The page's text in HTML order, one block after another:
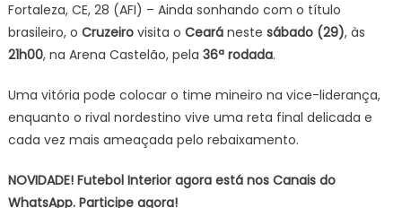
vice-
liderança
no
e
aumenta
pressão
o
Ceará
Fortaleza, CE, 28 (AFI) – Ainda sonhando com o título
brasileiro, o Cruzeirovisita o Cearáneste sábado (29), às
21h00, na Arena Castelão, pela 36ª rodada.
Uma vitória pode colocar o time mineiro na vice-liderança,
enquanto o rival nordestino vive uma reta final delicada e
cada vez mais ameaçada pelo rebaixamento.
NOVIDADE! Futebol Interior agora está nos Canais do
WhatsApp. Participe agora!